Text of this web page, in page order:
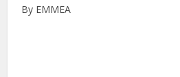
By EMMEA